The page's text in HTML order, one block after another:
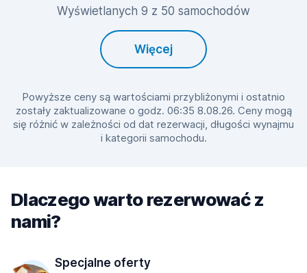
Wyświetlanych 9 z 50 samochodów
Więcej
Powyższe ceny są wartościami przybliżonymi i ostatnio
zostały zaktualizowane o godz. 06:35 8.08.26. Ceny mogą
się różnić w zależności od dat rezerwacji, długości wynajmu
i kategorii samochodu.
Dlaczego warto rezerwować z
nami?
Specjalne oferty